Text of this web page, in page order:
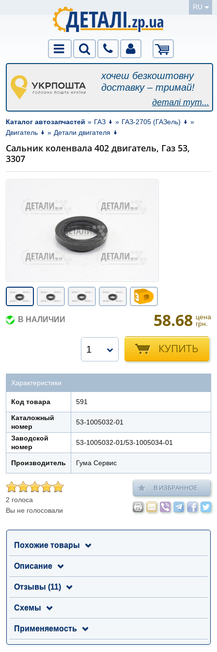
RU
хочеш безкоштовну
доставку – тримай!
деталі тут...
Каталог автозапчастей » ГАЗ » ГАЗ-2705 (ГАЗель)
»
Двигатель
» Детали двигателя
Сальник коленвала 402 двигатель, Газ 53,
3307
В НАЛИЧИИ 58.68 цена
грн.
КУПИТЬ
1
Характеристики
Код товара 591
Каталожный
номер
53-1005032-01
Заводской
номер
53-1005032-01/53-1005034-01
Производитель Гума Сервис
2 голоса
Вы не голосовали
В ИЗБРАННОЕ
Похожие товары
Описание
Отзывы (11)
Схемы
Применяемость